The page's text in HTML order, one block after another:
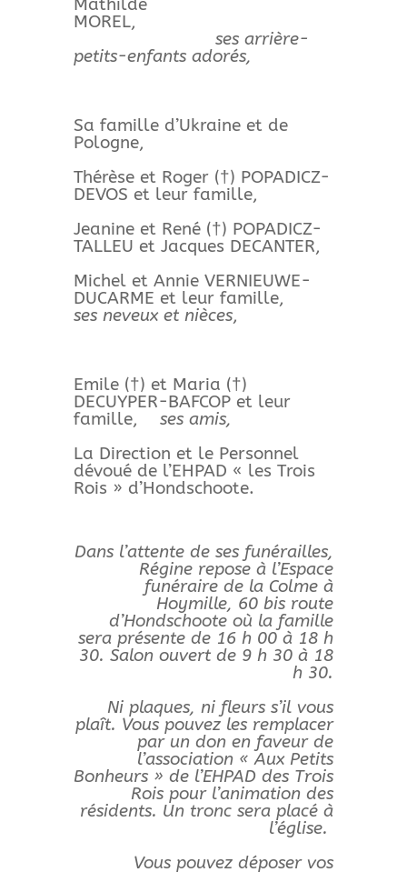
Mathilde
MOREL,
ses arrière-
petits-enfants adorés,
Sa famille d’Ukraine et de
Pologne,
Thérèse et Roger (†) POPADICZ-
DEVOS et leur famille,
Jeanine et René (†) POPADICZ-
TALLEU et Jacques DECANTER,
Michel et Annie VERNIEUWE-
DUCARME et leur famille,
ses neveux et nièces,
Emile (†) et Maria (†)
DECUYPER-BAFCOP et leur
famille, ses amis,
La Direction et le Personnel
dévoué de l’EHPAD « les Trois
Rois » d’Hondschoote.
Dans l’attente de ses funérailles,
Régine repose à l’Espace
funéraire de la Colme à
Hoymille, 60 bis route
d’Hondschoote où la famille
sera présente de 16 h 00 à 18 h
30. Salon ouvert de 9 h 30 à 18
h 30.
Ni plaques, ni fleurs s’il vous
plaît. Vous pouvez les remplacer
par un don en faveur de
l’association « Aux Petits
Bonheurs » de l’EHPAD des Trois
Rois pour l’animation des
résidents. Un tronc sera placé à
l’église.
Vous pouvez déposer vos